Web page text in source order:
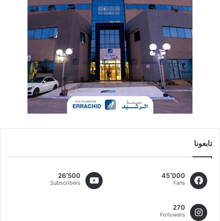
تابعونا
45٬000
Fans
26٬500
Subscribers
270
Followers